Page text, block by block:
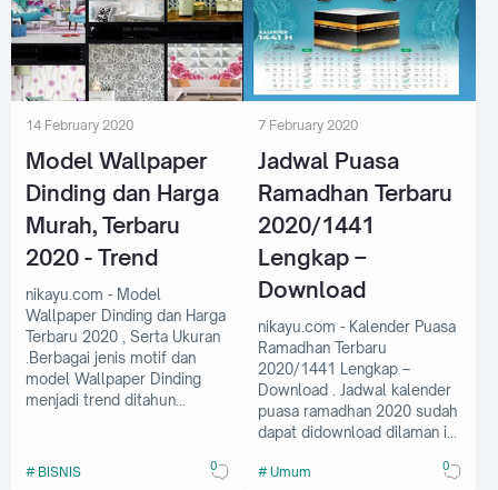
14 February 2020
Model Wallpaper
Dinding dan Harga
Murah, Terbaru
2020 - Trend
nikayu.com - Model
Wallpaper Dinding dan Harga
Terbaru 2020 , Serta Ukuran
.Berbagai jenis motif dan
model Wallpaper Dinding
menjadi trend ditahun…
BISNIS 0
7 February 2020
Jadwal Puasa
Ramadhan Terbaru
2020/1441
Lengkap –
Download
nikayu.com - Kalender Puasa
Ramadhan Terbaru
2020/1441 Lengkap –
Download . Jadwal kalender
puasa ramadhan 2020 sudah
dapat didownload dilaman ini.
Umum 0